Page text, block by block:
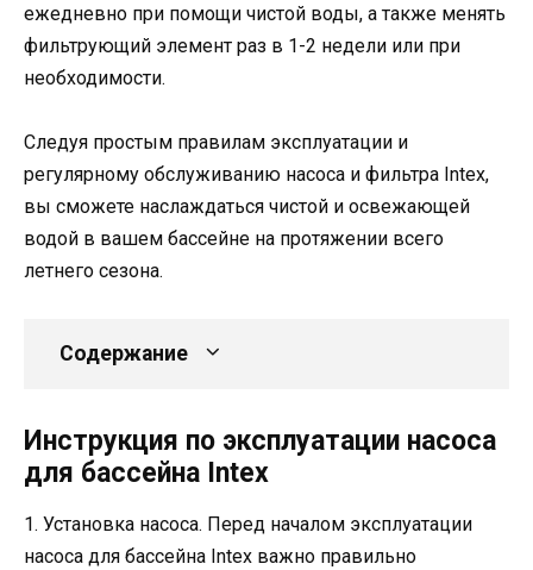
ежедневно при помощи чистой воды, а также менять
фильтрующий элемент раз в 1-2 недели или при
необходимости.
Следуя простым правилам эксплуатации и
регулярному обслуживанию насоса и фильтра Intex,
вы сможете наслаждаться чистой и освежающей
водой в вашем бассейне на протяжении всего
летнего сезона.
Содержание
Инструкция по эксплуатации насоса
для бассейна Intex
1. Установка насоса. Перед началом эксплуатации
насоса для бассейна Intex важно правильно